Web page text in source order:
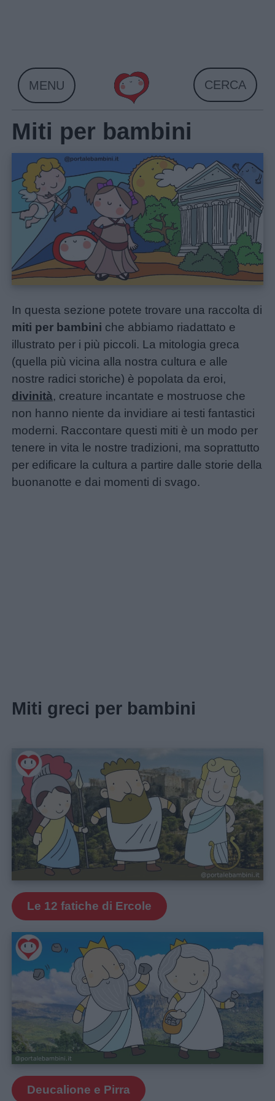
Home
Menu
Schede
didattiche
da
colorare
Storie
MENU CERCA
Miti per bambini
In questa sezione potete trovare una raccolta di
miti per bambini che abbiamo riadattato e
illustrato per i più piccoli. La mitologia greca
(quella più vicina alla nostra cultura e alle
nostre radici storiche) è popolata da eroi,
divinità, creature incantate e mostruose che
non hanno niente da invidiare ai testi fantastici
moderni. Raccontare questi miti è un modo per
tenere in vita le nostre tradizioni, ma soprattutto
per edificare la cultura a partire dalle storie della
buonanotte e dai momenti di svago.
Miti greci per bambini
Le 12 fatiche di Ercole
Deucalione e Pirra